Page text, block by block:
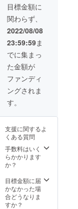
目標金額に
関わらず、
2022/08/08
23:59:59ま
でに集まっ
た金額が
ファンディ
ングされま
す。
支援に関するよ
くある質問
手数料はいく
らかかります
か？
目標金額に届
かなかった場
合どうなりま
すか？